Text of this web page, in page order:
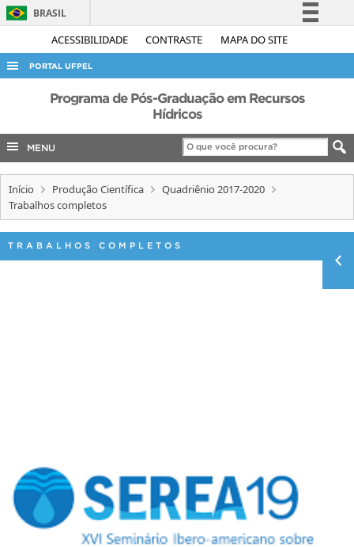
ACESSIBILIDADE CONTRASTE MAPA DO SITE
BRASIL
Simplifique!
Acesso à informação
Legislação
Canais
PORTAL UFPEL
ACESSO À INFORMAÇÃO
COBALTO
CONCURSOS
EDITAIS
Programa de Pós-Graduação em Recursos
Hídricos
MENU
Início Produção Científica
Quadriênio 2017-2020
Trabalhos completos
TRABALHOS COMPLETOS